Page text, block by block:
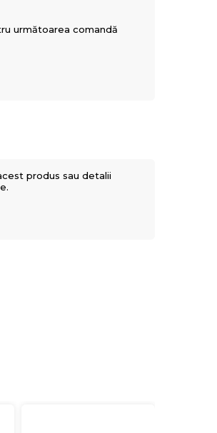
următoarea comandă
produs sau detalii